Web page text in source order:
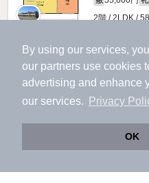
By using our services,
our partners use cookies
advertising and enhance
our services.
Privacy
OK
アプリに切り替えて、
会員登録なしですぐ使え
2階 / 2LDK /
お問い合
ほか
イーストピアの
他の人はこんな条件で絞り込